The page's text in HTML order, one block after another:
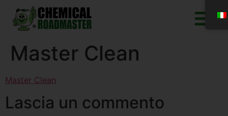
Master Clean
Master Clean
Lascia un commento